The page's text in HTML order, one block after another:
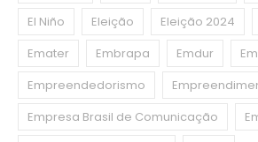
El Niño
Eleição Eleição 2024
Emater
Embrapa Emdur
Empreendedorismo
Empresa Brasil de Comunicação